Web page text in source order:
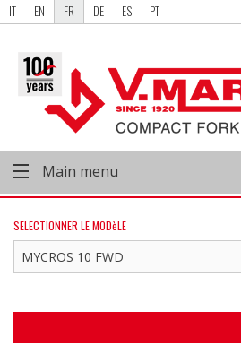
IT EN FR DE ES PT
Main menu
SELECTIONNER LE MODèLE